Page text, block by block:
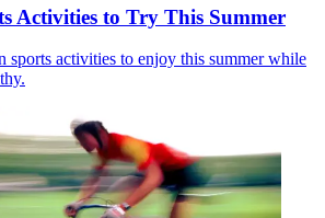
Activities to Try This Summer
sports activities to enjoy this summer while